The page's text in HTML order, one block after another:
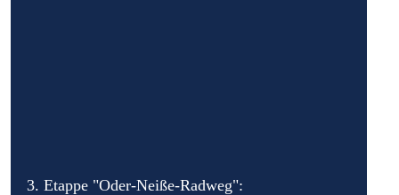
3. Etappe "Oder-Neiße-Radweg":